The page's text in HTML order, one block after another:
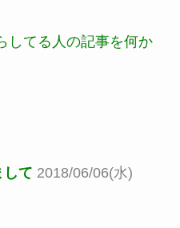
してる人の記事を何か
して 2018/06/06(水)